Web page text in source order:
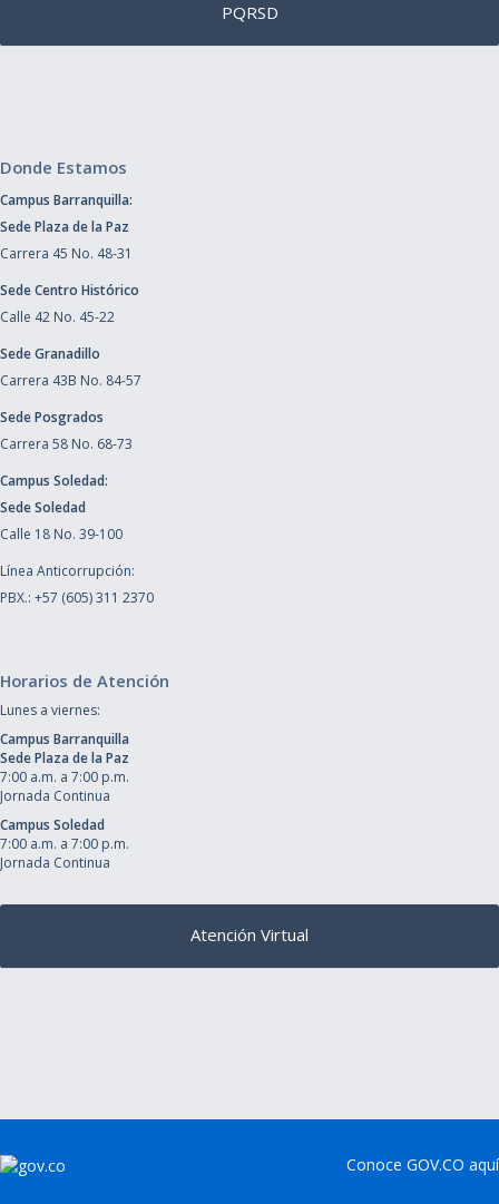
PQRSD
Donde Estamos
Campus Barranquilla:
Sede Plaza de la Paz
Carrera 45 No. 48-31
Sede Centro Histórico
Calle 42 No. 45-22
Sede Granadillo
Carrera 43B No. 84-57
Sede Posgrados
Carrera 58 No. 68-73
Campus Soledad:
Sede Soledad
Calle 18 No. 39-100
Línea Anticorrupción:
PBX.: +57 (605) 311 2370
Horarios de Atención
Lunes a viernes:
Campus Barranquilla
Sede Plaza de la Paz
7:00 a.m. a 7:00 p.m.
Jornada Continua
Campus Soledad
7:00 a.m. a 7:00 p.m.
Jornada Continua
Atención Virtual
Conoce GOV.CO aquí